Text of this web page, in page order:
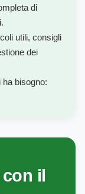
di
utili, consigli
dei
bisogno:
il